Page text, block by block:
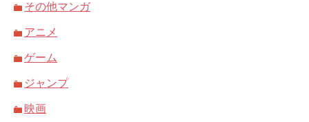
その他マンガ
アニメ
ゲーム
ジャンプ
映画